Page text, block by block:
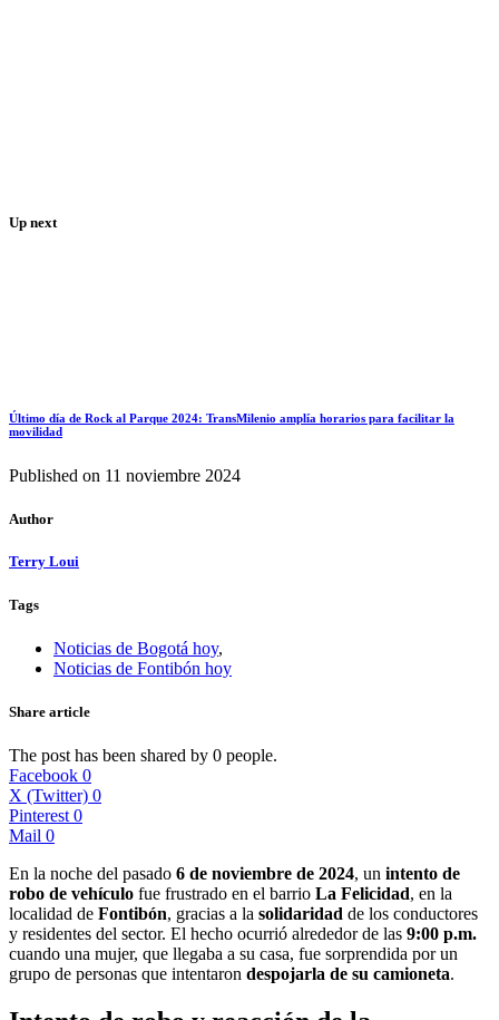
Up next
Último día de Rock al Parque 2024: TransMilenio amplía horarios para facilitar la
movilidad
Published on 11 noviembre 2024
Author
Terry Loui
Tags
Noticias de Bogotá hoy,
Noticias de Fontibón hoy
Share article
The post has been shared by 0 people.
Facebook 0
X (Twitter) 0
Pinterest 0
Mail 0
En la noche del pasado 6 de noviembre de 2024, un intento de
robo de vehículo fue frustrado en el barrio La Felicidad, en la
localidad de Fontibón, gracias a la solidaridad de los conductores
y residentes del sector. El hecho ocurrió alrededor de las 9:00 p.m.
cuando una mujer, que llegaba a su casa, fue sorprendida por un
grupo de personas que intentaron despojarla de su camioneta.